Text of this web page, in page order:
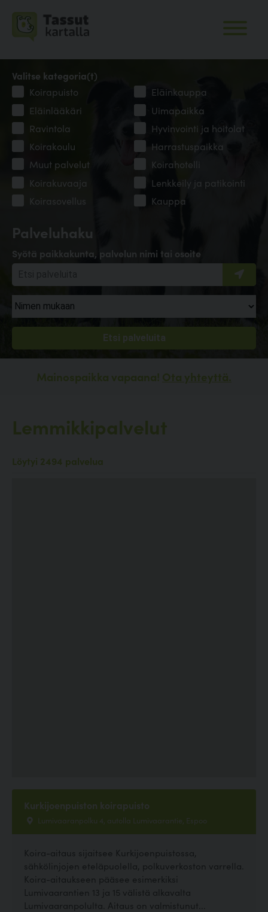
Palveluhaku
Syötä paikkakunta, palvelun nimi tai osoite
Valitse kategoria(t)
Koirapuisto
Eläinkauppa
Eläinlääkäri
Uimapaikka
Ravintola
Hyvinvointi ja hoitolat
Koirakoulu
Harrastuspaikka
Muut palvelut
Koirahotelli
Koirakuvaaja
Lenkkeily ja patikointi
Koirasovellus
Kauppa
Mainospaikka vapaana! Ota yhteyttä.
Lemmikkipalvelut
Löytyi 2494 palvelua
Kurkijoenpuiston koirapuisto
Lumivaaranpolku 4, autolla Lumivaarantie, Espoo
Koira-aitaus sijaitsee Kurkijoenpuistossa,
sähkölinjojen eteläpuolella, polkuverkoston varrella.
Koira-aitaukseen pääsee esimerkiksi
Lumivaarantien 13 ja 15 välistä alkavalta
Lumivaaranpolulta. Aitaus on valmistunut...